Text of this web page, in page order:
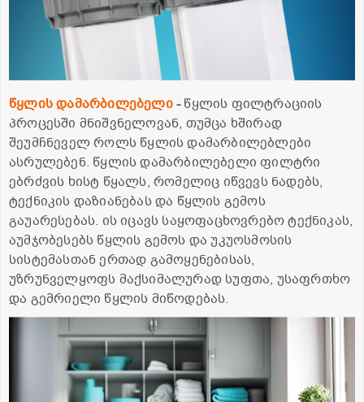
წყლის დამარბილებელი-წყლის ფილტრაციის
პროცესში მნიშვნელოვან, თუმცა ხშირად
შეუმჩნეველ როლს წყლის დამარბილებლები
ასრულებენ. წყლის დამარბილებელი ფილტრი
ებრძვის ხისტ წყალს, რომელიც იწვევს ნადებს,
ტექნიკის დაზიანებას და წყლის გემოს
გაუარესებას. ის იცავს საყოფაცხოვრებო ტექნიკას,
აუმჯობესებს წყლის გემოს და უკუოსმოსის
სისტემასთან ერთად გამოყენებისას,
უზრუნველყოფს მაქსიმალურად სუფთა, უსაფრთხო
და გემრიელი წყლის მიწოდებას.